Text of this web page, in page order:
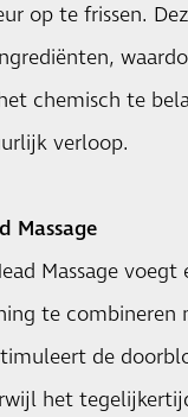
op te frissen.
chemisch te
verloop.
Massage
Massage
te
de
het